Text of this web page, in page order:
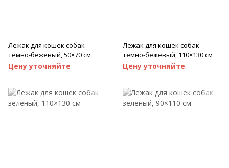
Лежак для кошек собак
темно-бежевый, 50×70 см
Цену уточняйте
Лежак для кошек собак
темно-бежевый, 110×130 см
Цену уточняйте